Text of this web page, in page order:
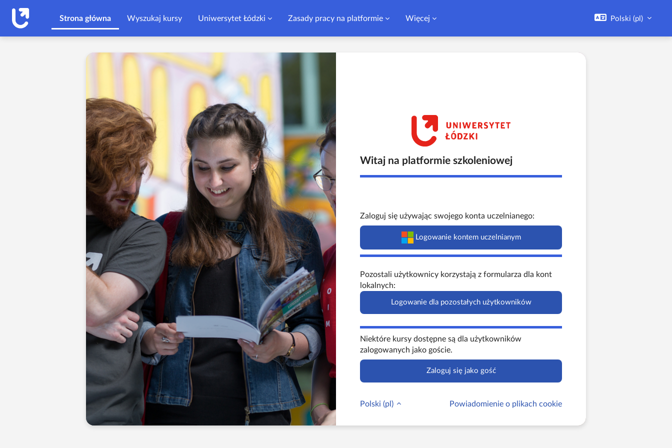
Strona główna
Wyszukaj kursy Uniwersytet Łódzki Zasady pracy na platformie Więcej Polski ‎(pl)‎
Witaj na platformie szkoleniowej
Zaloguj się używając swojego konta uczelnianego:
Logowanie kontem uczelnianym
Pozostali użytkownicy korzystają z formularza dla kont
lokalnych:
Logowanie dla pozostałych użytkowników
Niektóre kursy dostępne są dla użytkowników
zalogowanych jako goście.
Zaloguj się jako gość
Polski ‎(pl)‎ Powiadomienie o plikach cookie